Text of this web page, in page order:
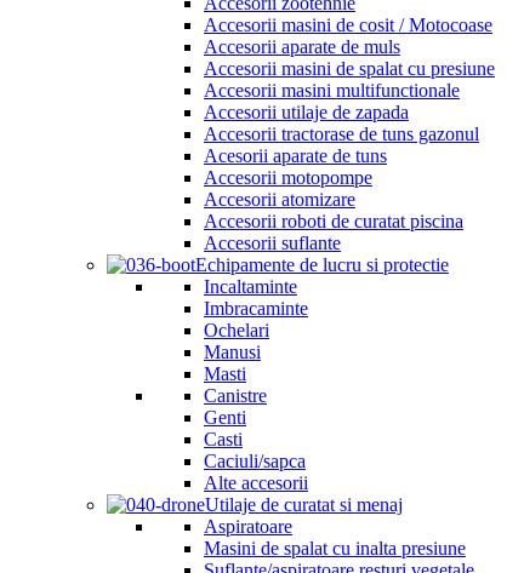
Accesorii masini de cosit / Motocoase
Accesorii aparate de muls
Accesorii masini de spalat cu presiune
Accesorii masini multifunctionale
Accesorii utilaje de zapada
Accesorii tractorase de tuns gazonul
Acesorii aparate de tuns
Accesorii motopompe
Accesorii atomizare
Accesorii roboti de curatat piscina
Accesorii suflante
Echipamente de lucru si protectie
Incaltaminte
Imbracaminte
Ochelari
Manusi
Masti
Canistre
Genti
Casti
Caciuli/sapca
Alte accesorii
Utilaje de curatat si menaj
Aspiratoare
Masini de spalat cu inalta presiune